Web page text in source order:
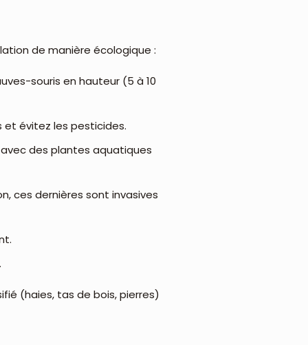
de manière écologique :
souris en hauteur (5 à 10
et évitez les pesticides.
des plantes aquatiques
ces dernières sont invasives
(haies, tas de bois, pierres)